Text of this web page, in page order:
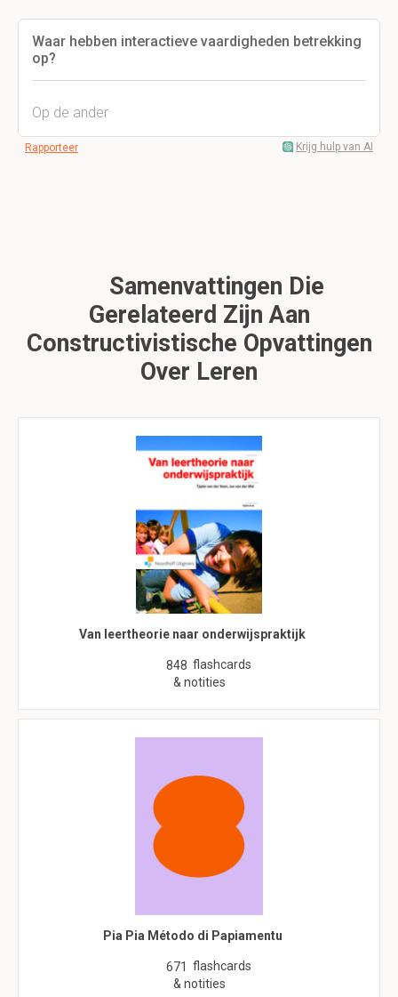
Waar hebben interactieve vaardigheden betrekking
op?
Op de ander
Rapporteer Krijg hulp van AI
Samenvattingen Die
Gerelateerd Zijn Aan
Constructivistische Opvattingen
Over Leren
Van leertheorie naar onderwijspraktijk
848 flashcards
& notities
Pia Pia Método di Papiamentu
671 flashcards
& notities